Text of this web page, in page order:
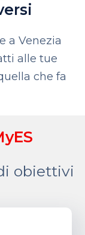
a Venezia
alle tue
che fa
obiettivi